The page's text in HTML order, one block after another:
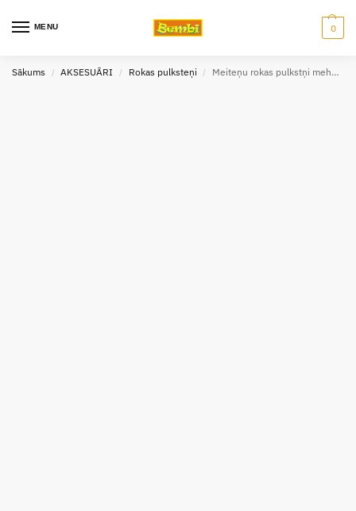
MENU 0
Sākums / AKSESUĀRI / Rokas pulksteņi / Meiteņu rokas pulkstņi mehāniskie, Perfect